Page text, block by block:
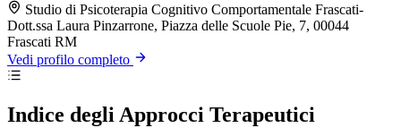
Studio di Psicoterapia Cognitivo Comportamentale Frascati-
Dott.ssa Laura Pinzarrone, Piazza delle Scuole Pie, 7, 00044
Frascati RM
Vedi profilo completo
Indice degli Approcci Terapeutici